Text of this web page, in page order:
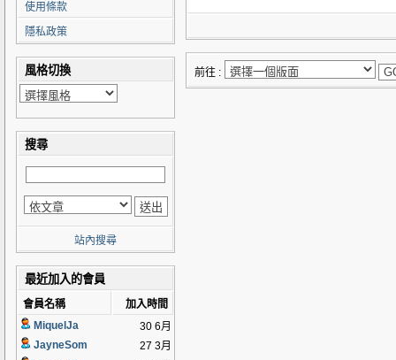
使用條款
隱私政策
風格切換
搜尋
站內搜尋
最近加入的會員
會員名稱
加入時間
MiquelJa
30 6月
JayneSom
27 3月
前往 :